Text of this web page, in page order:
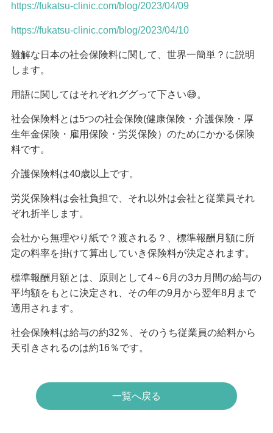
https://fukatsu-clinic.com/blog/2023/04/09
https://fukatsu-clinic.com/blog/2023/04/10
難解な日本の社会保険料に関して、世界一簡単？に説明
します。
用語に関してはそれぞれググって下さい😅。
社会保険料とは5つの社会保険(健康保険・介護保険・厚
生年金保険・雇用保険・労災保険）のためにかかる保険
料です。
介護保険料は40歳以上です。
労災保険料は会社負担で、それ以外は会社と従業員それ
ぞれ折半します。
会社から無理やり紙で？渡される？、標準報酬月額に所
定の料率を掛けて算出していき保険料が決定されます。
標準報酬月額とは、原則として4～6月の3カ月間の給与の
平均額をもとに決定され、その年の9月から翌年8月まで
適用されます。
社会保険料は給与の約32％、そのうち従業員の給料から
天引きされるのは約16％です。
一覧へ戻る